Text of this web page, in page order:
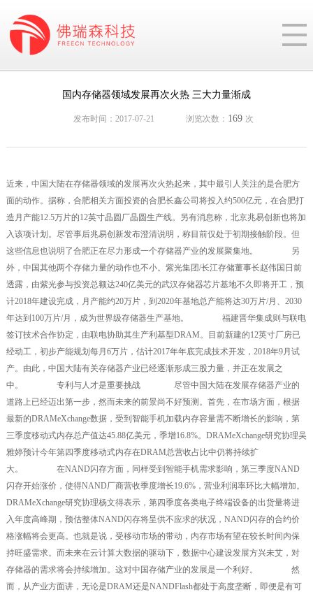
国内存储器领域发展再次火热 三大力量渐成
发布时间：2017-07-21 浏览次数： 169 次
近来，中国大陆在存储器领域的发展再次火热起来，其中最引人关注的是合肥方
面的动作。据称，合肥相关方面投资的合肥长鑫公司将投入约500亿元，在合肥打
造月产能12.5万片的12英寸晶圆厂晶圆生产线。另有消息称，北京兆易创新也将加
入该项计划。尽管事后兆易创新发布澄清说明，称目前仅处于初期接触阶段。但
这些信息也说明了合肥正在尽力形成一个存储器产业的发展聚集地。 另
外，中国其他两个存储力量的动作也不小。紫光集团/长江存储董事长赵伟国日前
透露，由紫光参与投资总额达240亿美元的武汉存储器芯片基地不久即将开工，预
计2018年建设完成，月产能约20万片，到2020年基地总产能将达30万片/月、2030
年达到100万片/月，成为世界级存储器生产基地。 福建晋华集成则与联电
签订技术合作协定，由联电协助其生产利基型DRAM。目前新建的12英寸厂房已
经动工，初步产能规划每月6万片，估计2017年年底完成技术开发，2018年9月试
产。由此，中国大陆有关存储器产业已经逐渐形成三股力量，并正在发展之
中。 专利与人才是重要挑战 尽管中国大陆在发展存储器产业的
道路上已经迈出第一步，然而未来的前景尚不好预测。首先，在市场方面，根据
最新的DRAMeXchange数据，受到智能手机加载内存容量需不断增长的影响，第
三季度移动式内存总产值达45.88亿美元，季增16.8%。DRAMeXchange研究协理吴
雅婷预计今年第四季度移动式内存在DRAM总营收占比中仍将持续扩
大。 在NAND闪存方面，同样受到智能手机需求影响，第三季度NAND
闪存开始涨价，使得NAND厂商营收季度增长19.6%，营业利润率环比大幅增加。
DRAMeXchange研究协理杨文得表示，第四季度各类电子终端设备的出货量将进
入年度高峰期，预估整体NAND闪存将呈供不应求的状况，NAND闪存的合约价
格涨幅将会更高。也就是说，受移动市场的带动，内存市场有望在较长时间内保
持旺盛需求。而未来在云计算大数据的驱动下，数据中心建设发展方兴未艾，对
存储器的需求将会持续增加。这对中国存储产业的发展是一个利好。 然
而，从产业方面讲，无论是DRAM还是NANDFlash都处于高度垄断，即便是有可